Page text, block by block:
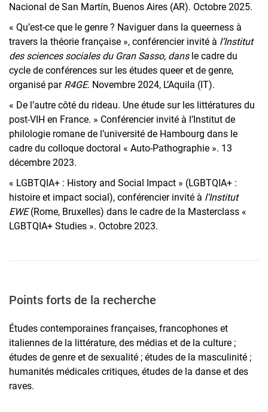
Nacional de San Martín, Buenos Aires (AR). Octobre 2025.
« Qu’est-ce que le genre ? Naviguer dans la queerness à
travers la théorie française », conférencier invité à l’Institut
des sciences sociales du Gran Sasso, dans le cadre du
cycle de conférences sur les études queer et de genre,
organisé par R4GE. Novembre 2024, L’Aquila (IT).
« De l’autre côté du rideau. Une étude sur les littératures du
post-VIH en France. » Conférencier invité à l’Institut de
philologie romane de l’université de Hambourg dans le
cadre du colloque doctoral « Auto-Pathographie ». 13
décembre 2023.
« LGBTQIA+ : History and Social Impact » (LGBTQIA+ :
histoire et impact social), conférencier invité à l’Institut
EWE(Rome, Bruxelles) dans le cadre de la Masterclass «
LGBTQIA+ Studies ». Octobre 2023.
Points forts de la recherche
Études contemporaines françaises, francophones et
italiennes de la littérature, des médias et de la culture ;
études de genre et de sexualité ; études de la masculinité ;
humanités médicales critiques, études de la danse et des
raves.